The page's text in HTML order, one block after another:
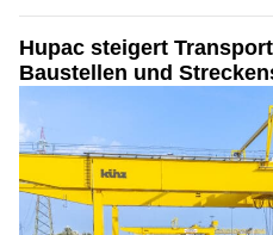
Hupac steigert
Baustellen und